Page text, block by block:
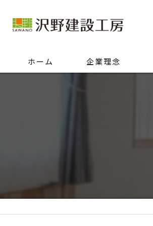
ホーム 企業理念